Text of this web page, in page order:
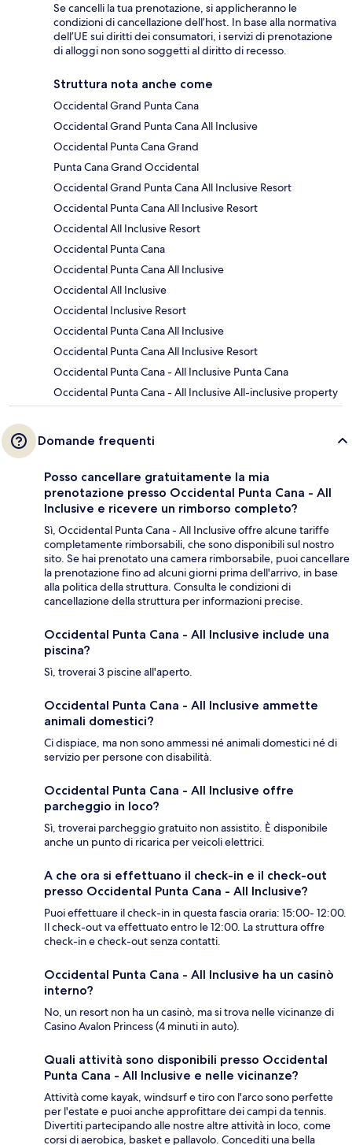
Se cancelli la tua prenotazione, si applicheranno le
condizioni di cancellazione dell’host. In base alla normativa
dell’UE sui diritti dei consumatori, i servizi di prenotazione
di alloggi non sono soggetti al diritto di recesso.
Struttura nota anche come
Occidental Grand Punta Cana
Occidental Grand Punta Cana All Inclusive
Occidental Punta Cana Grand
Punta Cana Grand Occidental
Occidental Grand Punta Cana All Inclusive Resort
Occidental Punta Cana All Inclusive Resort
Occidental All Inclusive Resort
Occidental Punta Cana
Occidental Punta Cana All Inclusive
Occidental All Inclusive
Occidental Inclusive Resort
Occidental Punta Cana All Inclusive
Occidental Punta Cana All Inclusive Resort
Occidental Punta Cana - All Inclusive Punta Cana
Occidental Punta Cana - All Inclusive All-inclusive property
Domande frequenti
Posso cancellare gratuitamente la mia
prenotazione presso Occidental Punta Cana - All
Inclusive e ricevere un rimborso completo?
Sì, Occidental Punta Cana - All Inclusive offre alcune tariffe
completamente rimborsabili, che sono disponibili sul nostro
sito. Se hai prenotato una camera rimborsabile, puoi cancellare
la prenotazione fino ad alcuni giorni prima dell'arrivo, in base
alla politica della struttura. Consulta le condizioni di
cancellazione della struttura per informazioni precise.
Occidental Punta Cana - All Inclusive include una
piscina?
Sì, troverai 3 piscine all'aperto.
Occidental Punta Cana - All Inclusive ammette
animali domestici?
Ci dispiace, ma non sono ammessi né animali domestici né di
servizio per persone con disabilità.
Occidental Punta Cana - All Inclusive offre
parcheggio in loco?
Sì, troverai parcheggio gratuito non assistito. È disponibile
anche un punto di ricarica per veicoli elettrici.
A che ora si effettuano il check-in e il check-out
presso Occidental Punta Cana - All Inclusive?
Puoi effettuare il check-in in questa fascia oraria: 15:00- 12:00.
Il check-out va effettuato entro le 12:00. La struttura offre
check-in e check-out senza contatti.
Occidental Punta Cana - All Inclusive ha un casinò
interno?
No, un resort non ha un casinò, ma si trova nelle vicinanze di
Casino Avalon Princess (4 minuti in auto).
Quali attività sono disponibili presso Occidental
Punta Cana - All Inclusive e nelle vicinanze?
Attività come kayak, windsurf e tiro con l'arco sono perfette
per l'estate e puoi anche approfittare dei campi da tennis.
Divertiti partecipando alle nostre altre attività in loco, come
corsi di aerobica, basket e pallavolo. Concediti una bella